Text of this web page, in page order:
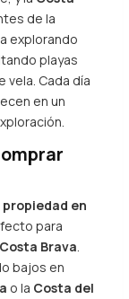
de la
explorando
playas
vela. Cada día
en un
en
para
Costa Brava.
bajos en
o la Costa del